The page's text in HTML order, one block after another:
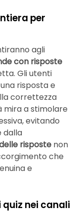
per
agli
con risposte
Gli utenti
risposta e
correttezza
mira a stimolare
evitando
dalla
risposte non
che
e
nei canali